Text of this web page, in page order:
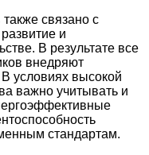
связано с
и
В результате все
внедряют
условиях высокой
важно учитывать и
стандартам.